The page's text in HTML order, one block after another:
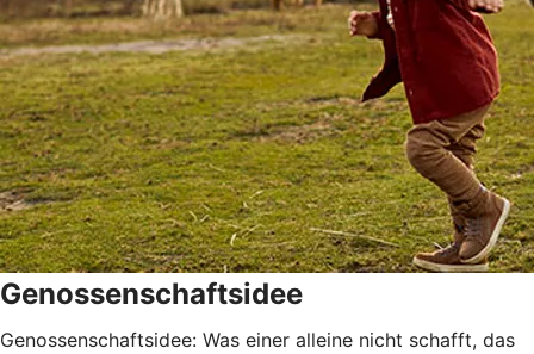
Genossenschaftsidee
Genossenschaftsidee: Was einer alleine nicht schafft, das